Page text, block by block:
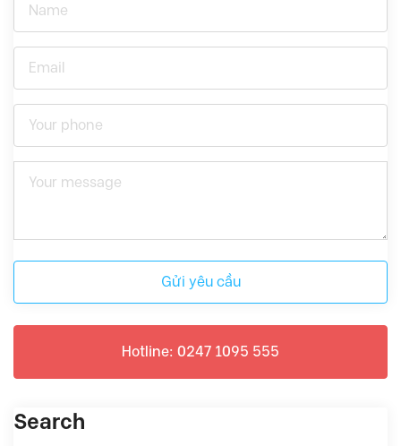
Gửi yêu cầu
Hotline: 0247 1095 555
Search